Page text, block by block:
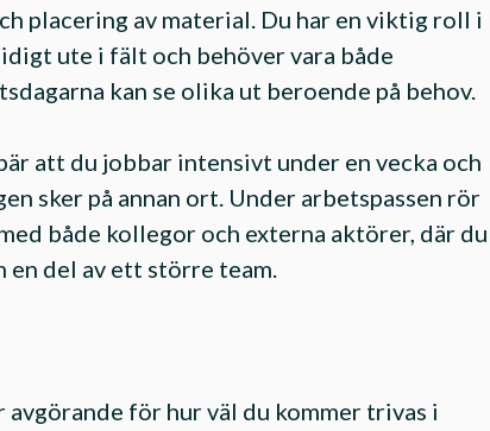
placering av material. Du har en viktig roll i
ute i fält och behöver vara både
kan se olika ut beroende på behov.
att du jobbar intensivt under en vecka och
sker på annan ort. Under arbetspassen rör
både kollegor och externa aktörer, där du
del av ett större team.
för hur väl du kommer trivas i